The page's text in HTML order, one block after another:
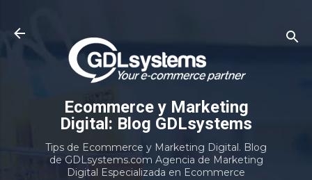
Ecommerce y Marketing
Digital: Blog GDLsystems
Tips de Ecommerce y Marketing Digital. Blog
de GDLsystems.com Agencia de Marketing
Digital Especializada en Ecommerce